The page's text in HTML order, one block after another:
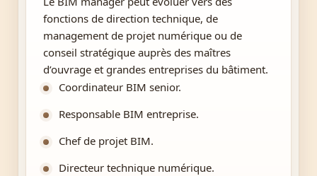
fonctions de direction technique, de
management de projet numérique ou de
conseil stratégique auprès des maîtres
d’ouvrage et grandes entreprises du bâtiment.
Coordinateur BIM senior.
Responsable BIM entreprise.
Chef de projet BIM.
Directeur technique numérique.